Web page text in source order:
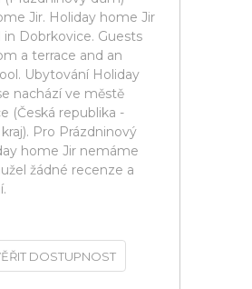
Jir. Holiday home Jir
in Dobrkovice. Guests
a terrace and an
Ubytování Holiday
nachází ve městě
(Česká republika -
Pro Prázdninový
home Jir nemáme
žádné recenze a
DOSTUPNOST